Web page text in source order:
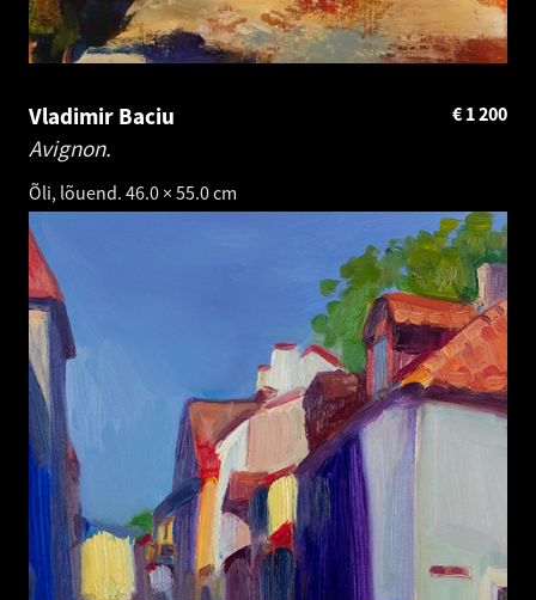
Vladimir Baciu
Avignon.
Õli, lõuend. 46.0 × 55.0 cm
1 200
€